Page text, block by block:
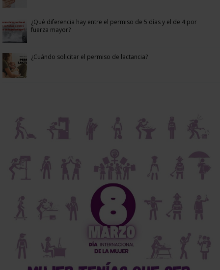
¿Qué diferencia hay entre el permiso de 5 días y el de 4 por
fuerza mayor?
¿Cuándo solicitar el permiso de lactancia?